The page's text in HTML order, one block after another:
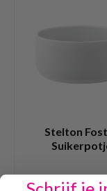
Stelton